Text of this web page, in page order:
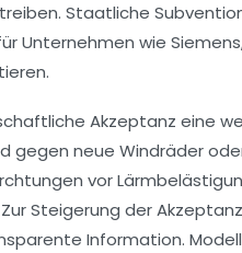
Staatliche
Unternehmen wie
Akzeptanz eine
gegen neue Windräder
vor
Steigerung der
Information.